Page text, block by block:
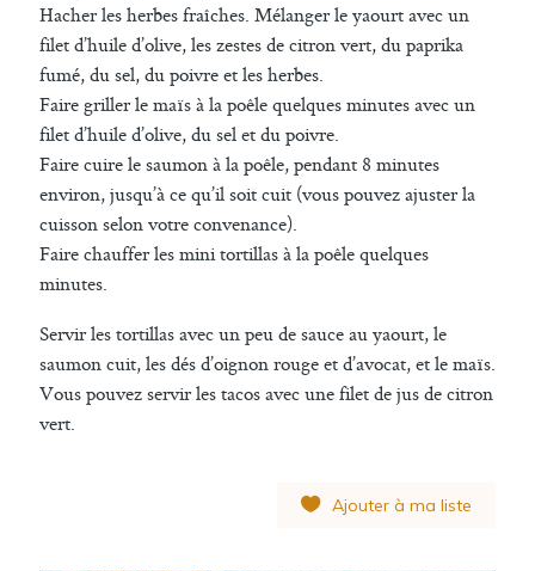
Hacher les herbes fraîches. Mélanger le yaourt avec un
filet d’huile d’olive, les zestes de citron vert, du paprika
fumé, du sel, du poivre et les herbes.
Faire griller le maïs à la poêle quelques minutes avec un
filet d’huile d’olive, du sel et du poivre.
Faire cuire le saumon à la poêle, pendant 8 minutes
environ, jusqu’à ce qu’il soit cuit (vous pouvez ajuster la
cuisson selon votre convenance).
Faire chauffer les mini tortillas à la poêle quelques
minutes.
Servir les tortillas avec un peu de sauce au yaourt, le
saumon cuit, les dés d’oignon rouge et d’avocat, et le maïs.
Vous pouvez servir les tacos avec une filet de jus de citron
vert.
Ajouter à ma liste